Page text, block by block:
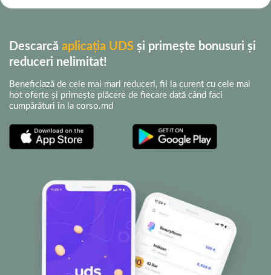
Descarcă aplicația UDS și primește bonusuri și
reduceri nelimitat!
Beneficiază de cele mai mari reduceri, fii la curent cu cele mai
hot oferte și primește plăcere de fiecare dată când faci
cumpărături în la corso.md